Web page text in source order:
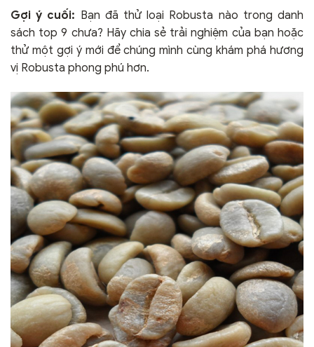
Gợi ý cuối: Bạn đã thử loại Robusta nào trong danh
sách top 9 chưa? Hãy chia sẻ trải nghiệm của bạn hoặc
thử một gợi ý mới để chúng mình cùng khám phá hương
vị Robusta phong phú hơn.